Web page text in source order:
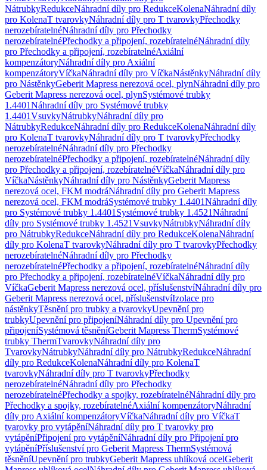
NátrubkyRedukceNáhradní díly pro RedukceKolenaNáhradní díly
pro KolenaT tvarovkyNáhradní díly pro T tvarovkyPřechodky
nerozebíratelnéNáhradní díly pro Přechodky
nerozebíratelnéPřechodky a připojení, rozebíratelnéNáhradní díly
pro Přechodky a připojení, rozebíratelnéAxiální
kompenzátoryNáhradní díly pro Axiální
kompenzátoryVíčkaNáhradní díly pro VíčkaNástěnkyNáhradní díly
pro NástěnkyGeberit Mapress nerezová ocel, plynNáhradní díly pro
Geberit Mapress nerezová ocel, plynSystémové trubky
1.4401Náhradní díly pro Systémové trubky
1.4401VsuvkyNátrubkyNáhradní díly pro
NátrubkyRedukceNáhradní díly pro RedukceKolenaNáhradní díly
pro KolenaT tvarovkyNáhradní díly pro T tvarovkyPřechodky
nerozebíratelnéNáhradní díly pro Přechodky
nerozebíratelnéPřechodky a připojení, rozebíratelnéNáhradní díly
pro Přechodky a připojení, rozebíratelnéVíčkaNáhradní díly pro
VíčkaNástěnkyNáhradní díly pro NástěnkyGeberit Mapress
nerezová ocel, FKM modráNáhradní díly pro Geberit Mapress
nerezová ocel, FKM modráSystémové trubky 1.4401Náhradní díly
pro Systémové trubky 1.4401 Systémové trubky 1.4521Náhradní
díly pro Systémové trubky 1.4521VsuvkyNátrubkyNáhradní díly
pro NátrubkyRedukceNáhradní díly pro RedukceKolenaNáhradní
díly pro KolenaT tvarovkyNáhradní díly pro T tvarovkyPřechodky
nerozebíratelnéNáhradní díly pro Přechodky
nerozebíratelnéPřechodky a připojení, rozebíratelnéNáhradní díly
pro Přechodky a připojení, rozebíratelnéVíčkaNáhradní díly pro
VíčkaGeberit Mapress nerezová ocel, příslušenstvíNáhradní díly pro
Geberit Mapress nerezová ocel, příslušenstvíIzolace pro
nástěnkyTěsnění pro trubky a tvarovkyUpevnění pro
trubkyUpevnění pro připojeníNáhradní díly pro Upevnění pro
připojeníSystémová těsněníGeberit Mapress ThermSystémové
trubky ThermTvarovkyNáhradní díly pro
TvarovkyNátrubkyNáhradní díly pro NátrubkyRedukceNáhradní
díly pro RedukceKolenaNáhradní díly pro KolenaT
tvarovkyNáhradní díly pro T tvarovkyPřechodky
nerozebíratelnéNáhradní díly pro Přechodky
nerozebíratelnéPřechodky a spojky, rozebíratelnéNáhradní díly pro
Přechodky a spojky, rozebíratelnéAxiální kompenzátoryNáhradní
díly pro Axiální kompenzátoryVíčkaNáhradní díly pro VíčkaT
tvarovky pro vytápěníNáhradní díly pro T tvarovky pro
vytápěníPřipojení pro vytápěníNáhradní díly pro Připojení pro
vytápěníPříslušenství pro Geberit Mapress ThermSystémová
těsněníUpevnění pro trubkyGeberit Mapress uhlíková ocelGeberit